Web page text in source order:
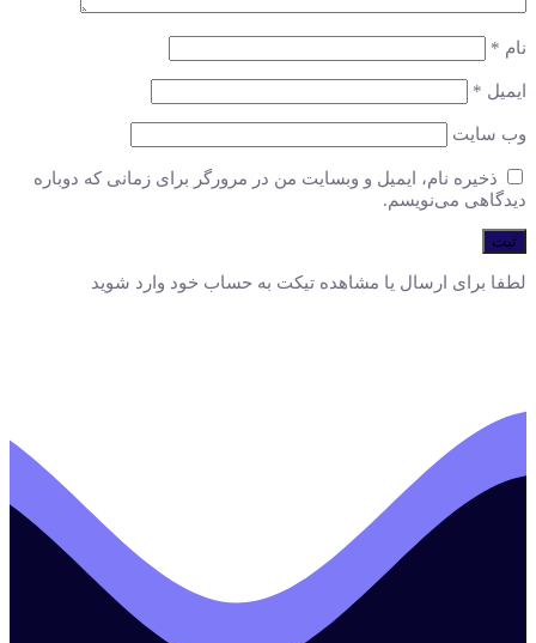
نام *
ایمیل *
وب‌ سایت
ذخیره نام، ایمیل و وبسایت من در مرورگر برای زمانی که دوباره
دیدگاهی می‌نویسم.
لطفا برای ارسال یا مشاهده تیکت به حساب خود وارد شوید